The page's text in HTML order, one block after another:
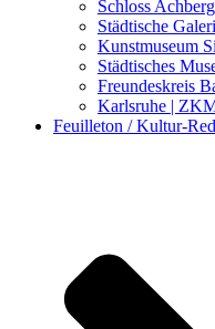
Schloss
Städtische
Kunstmuseum
Städtisches
Freundeskreis
Karlsruhe |
Feuilleton / Kultur-